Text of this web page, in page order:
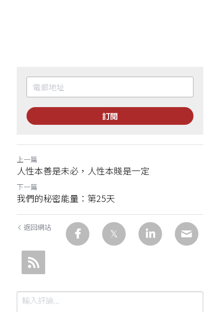
訂閱
上一篇
人性本善是未必，人性本賤是一定
下一篇
我們的秘密能量：第25天
返回網站